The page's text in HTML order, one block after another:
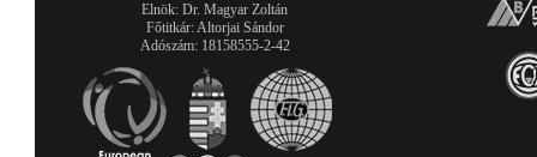
Elnök: Dr. Magyar Zoltán
Főtitkár: Altorjai Sándor
Adószám: 18158555-2-42